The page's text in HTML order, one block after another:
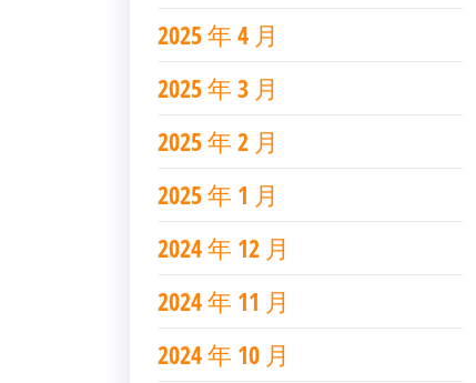
2025 年 4 月
2025 年 3 月
2025 年 2 月
2025 年 1 月
2024 年 12 月
2024 年 11 月
2024 年 10 月